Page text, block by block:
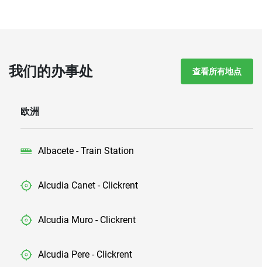
我们的办事处 查看所有地点
欧洲
Albacete - Train Station
Alcudia Canet - Clickrent
Alcudia Muro - Clickrent
Alcudia Pere - Clickrent